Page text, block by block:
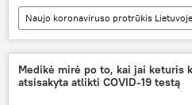
Naujo koronaviruso protrūkis
Pasaulyje
Rusija
koronavirusas
vakcinacija
Medikė mirė po to, kai jai keturis
atsisakyta atlikti COVID-19 testą